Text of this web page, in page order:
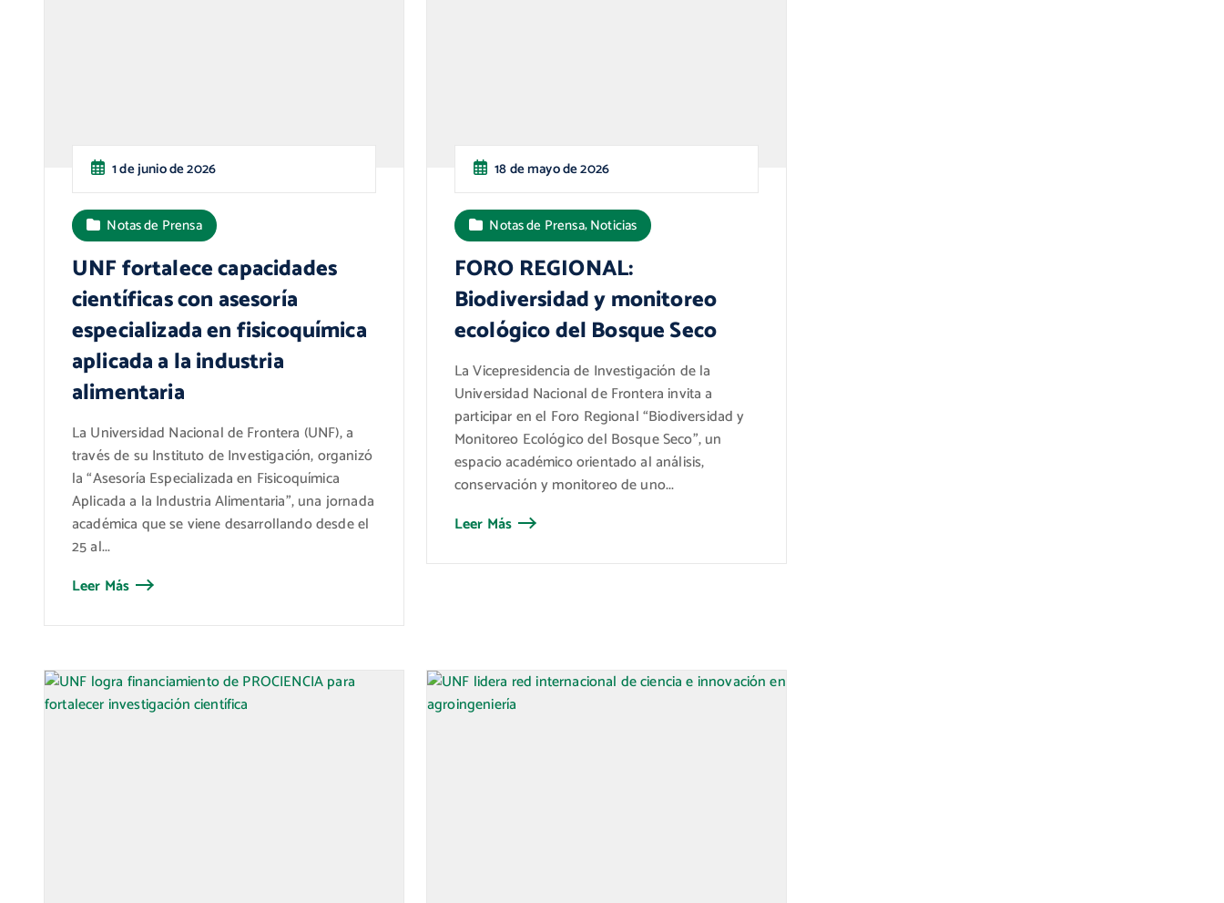
1 de junio de 2026
Notas de Prensa
UNF fortalece capacidades
científicas con asesoría
especializada en fisicoquímica
aplicada a la industria
alimentaria
La Universidad Nacional de Frontera (UNF), a
través de su Instituto de Investigación, organizó
la “Asesoría Especializada en Fisicoquímica
Aplicada a la Industria Alimentaria”, una jornada
académica que se viene desarrollando desde el
25 al...
Leer Más
18 de mayo de 2026
Notas de Prensa,Noticias
FORO REGIONAL:
Biodiversidad y monitoreo
ecológico del Bosque Seco
La Vicepresidencia de Investigación de la
Universidad Nacional de Frontera invita a
participar en el Foro Regional “Biodiversidad y
Monitoreo Ecológico del Bosque Seco”, un
espacio académico orientado al análisis,
conservación y monitoreo de uno...
Leer Más